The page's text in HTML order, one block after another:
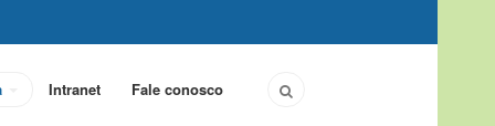
Intranet Fale conosco